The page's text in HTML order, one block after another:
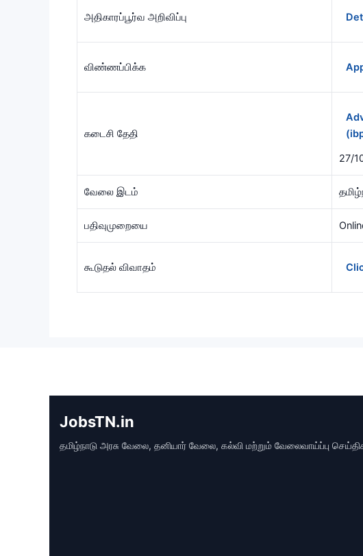
அதிகாரப்பூர்வ அறிவிப்பு
விண்ணப்பிக்க
கடைசி தேதி
27/
வேலை இடம்
பதிவுமுறையை
கூடுதல் விவாதம்
JobsTN.in
தமிழ்நாடு அரசு வேலை, தனியார் வேலை, கல்வி மற்றும் வேலைவாய்ப்பு